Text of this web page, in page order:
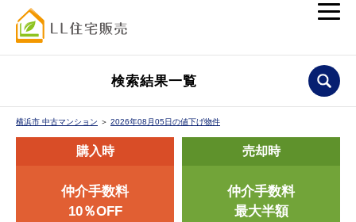
検索結果一覧
横浜市 中古マンション ＞ 2026年08月05日の値下げ物件
購入時
仲介手数料
10％OFF
売却時
仲介手数料
最大半額